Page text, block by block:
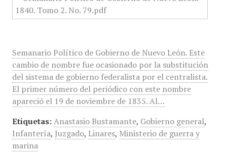
Semanario Político de Gobierno de Nuevo León. Este
cambio de nombre fue ocasionado por la substitución
del sistema de gobierno federalista por el centralista.
El primer número del periódico con este nombre
apareció el 19 de noviembre de 1835. Al…
Etiquetas: Anastasio Bustamante, Gobierno general,
Infantería, Juzgado, Linares, Ministerio de guerra y
marina